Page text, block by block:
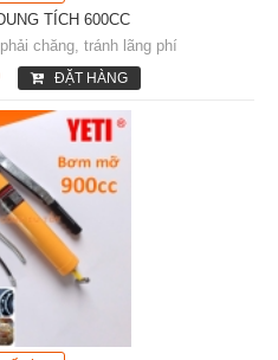
TÍCH 600CC
chăng, tránh lãng phí
ĐẶT HÀNG